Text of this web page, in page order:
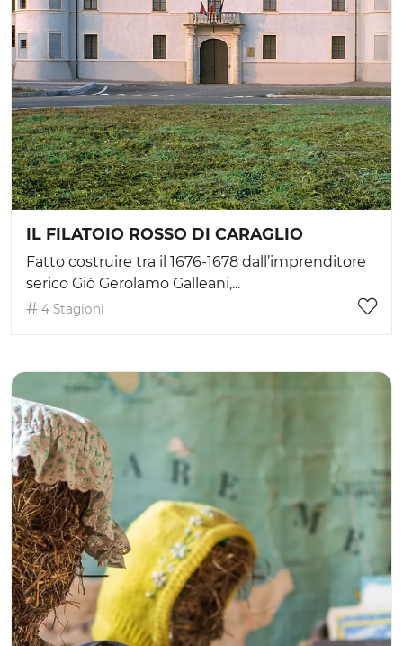
IL FILATOIO ROSSO DI CARAGLIO
Fatto costruire tra il 1676-1678 dall’imprenditore
serico Giò Gerolamo Galleani,...
4 Stagioni